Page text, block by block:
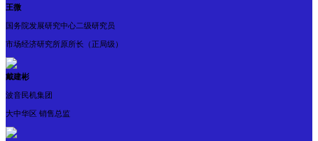
王微
国务院发展研究中心二级研究员
市场经济研究所原所长（正局级）
戴建彬
波音民机集团
大中华区 销售总监